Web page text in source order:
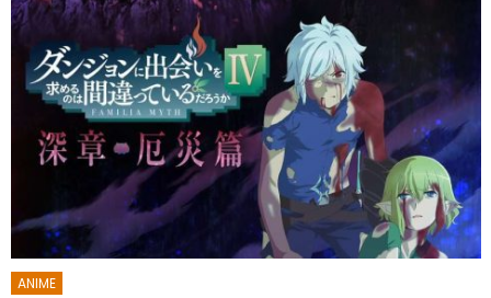
ANIME